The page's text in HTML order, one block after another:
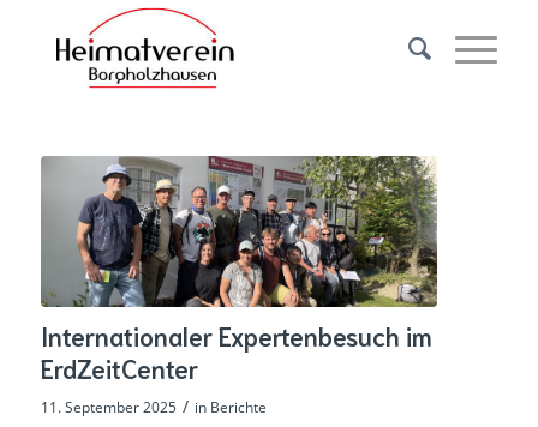
Internationaler Expertenbesuch im
ErdZeitCenter
11. September 2025 / in Berichte